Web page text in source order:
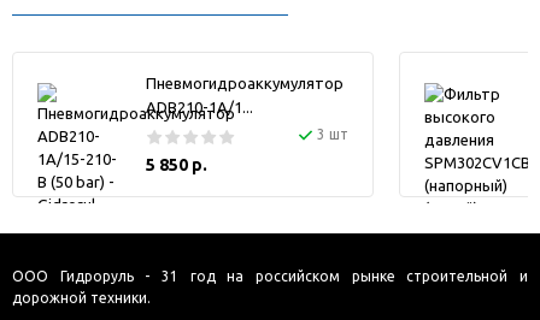
Пневмогидроаккумулятор
ADB210-1A/1...
3 шт
5 850 р.
ООО Гидроруль - 31 год на российском рынке строительной и
дорожной техники.